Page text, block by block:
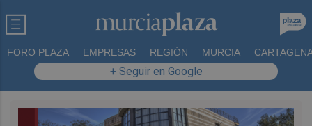
FORO PLAZA EMPRESAS REGIÓN MURCIA
+ Seguir en Google